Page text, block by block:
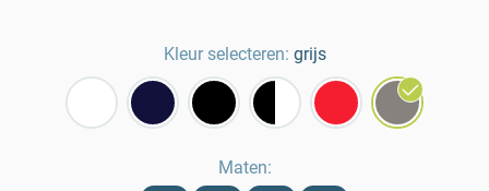
Kleur selecteren: grijs
Maten: